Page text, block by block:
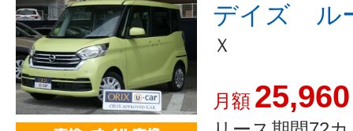
デイズ ル
Ｘ
月額 25,960